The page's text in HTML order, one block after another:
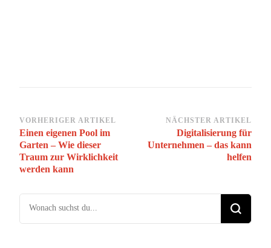
Beitragsnavigation
VORHERIGER ARTIKEL
Einen eigenen Pool im
Garten – Wie dieser
Traum zur Wirklichkeit
werden kann
NÄCHSTER ARTIKEL
Digitalisierung für
Unternehmen – das kann
helfen
Suchst du nach etwas?